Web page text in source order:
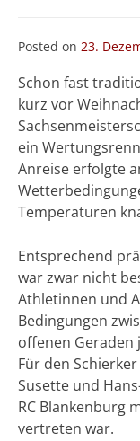
Posted on 23.
Schon fast
kurz vor
ein
Anreise erfolgte
Temperaturen
Entsprechend
war zwar nicht
Athletinnen und
Bedingungen
offenen Geraden
Für den
Susette und
RC Blankenburg
vertreten war.